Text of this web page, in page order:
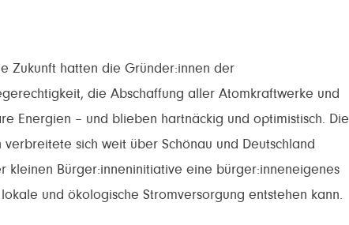
Zukunft hatten die Gründer:innen der
die Abschaffung aller Atomkraftwerke und
Energien – und blieben hartnäckig und optimistisch. Die
sich weit über Schönau und Deutschland
kleinen Bürger:inneninitiative eine bürger:inneneigenes
und ökologische Stromversorgung entstehen kann.